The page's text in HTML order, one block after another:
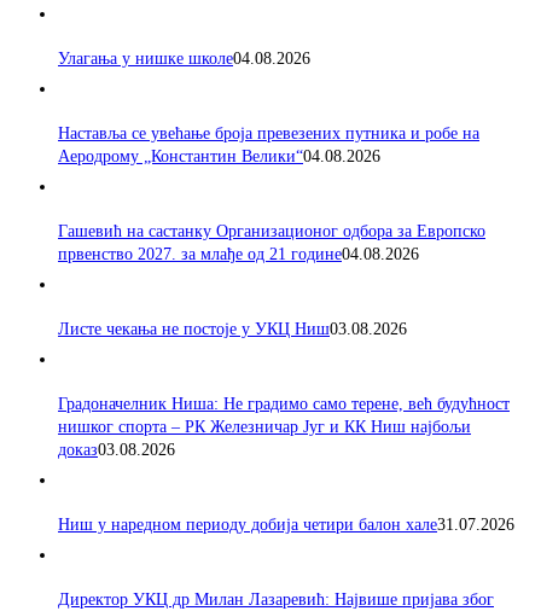
Улагања у нишке школе04.08.2026
Наставља се увећање броја превезених путника и робе на
Аеродрому „Константин Велики“04.08.2026
Гашевић на састанку Организационог одбора за Европско
првенство 2027. за млађе од 21 године04.08.2026
Листе чекања не постоје у УКЦ Ниш03.08.2026
Градоначелник Ниша: Не градимо само терене, већ будућност
нишког спорта – РК Железничар Југ и КК Ниш најбољи
доказ03.08.2026
Ниш у наредном периоду добија четири балон хале31.07.2026
Директор УКЦ др Милан Лазаревић: Највише пријава због